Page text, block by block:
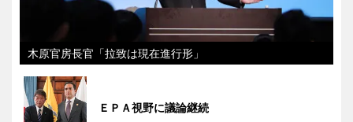
木原官房長官「拉致は現在進行形」
ＥＰＡ視野に議論継続